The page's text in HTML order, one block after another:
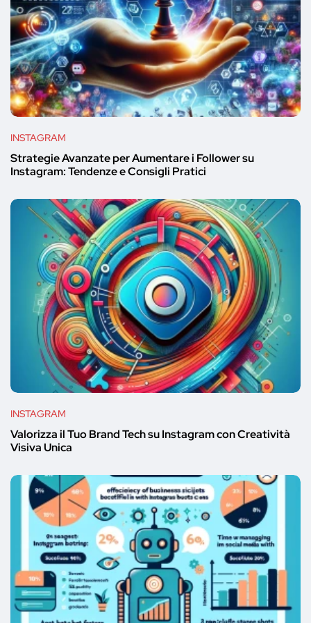
INSTAGRAM
Strategie Avanzate per Aumentare i Follower su
Instagram: Tendenze e Consigli Pratici
INSTAGRAM
Valorizza il Tuo Brand Tech su Instagram con Creatività
Visiva Unica